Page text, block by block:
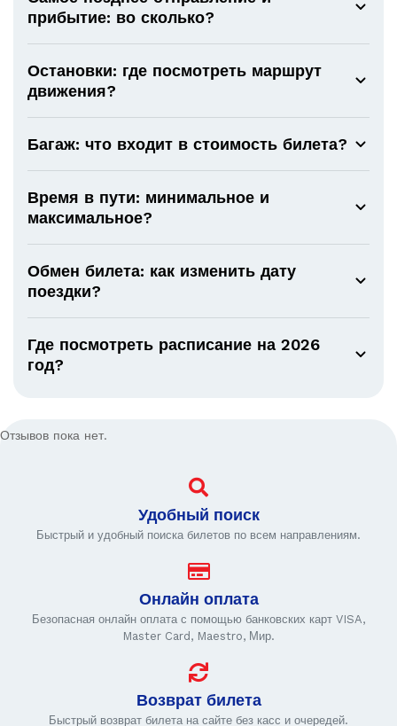
прибытие: во сколько?
Остановки: где посмотреть маршрут
движения?
Багаж: что входит в стоимость билета?
Время в пути: минимальное и
максимальное?
Обмен билета: как изменить дату
поездки?
Где посмотреть расписание на 2026
год?
Отзывов пока нет.
Удобный поиск
Быстрый и удобный поиска билетов по всем направлениям.
Онлайн оплата
Безопасная онлайн оплата с помощью банковских карт VISA,
Master Card, Maestro, Мир.
Возврат билета
Быстрый возврат билета на сайте без касс и очередей.